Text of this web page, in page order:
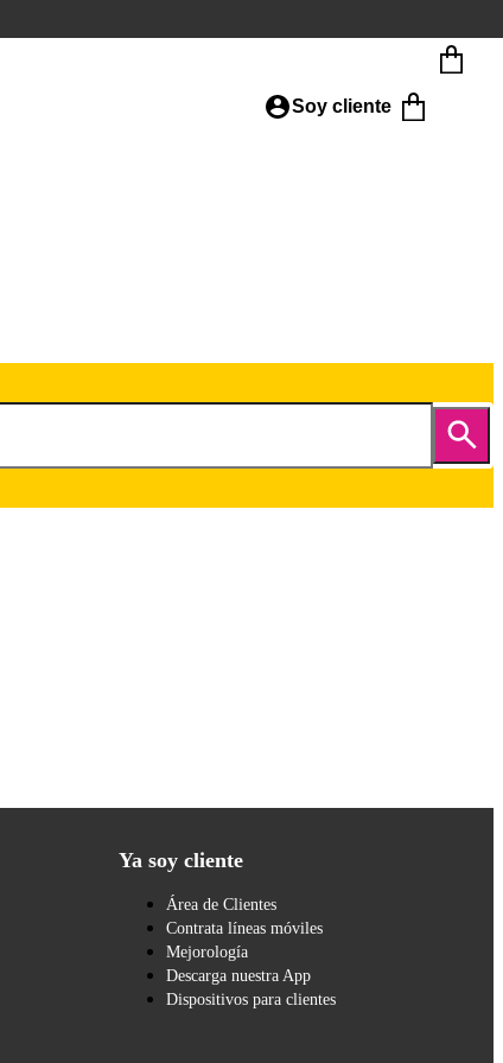
Soy cliente
Ya soy cliente
Área de Clientes
Contrata líneas móviles
Mejorología
Descarga nuestra App
Dispositivos para clientes